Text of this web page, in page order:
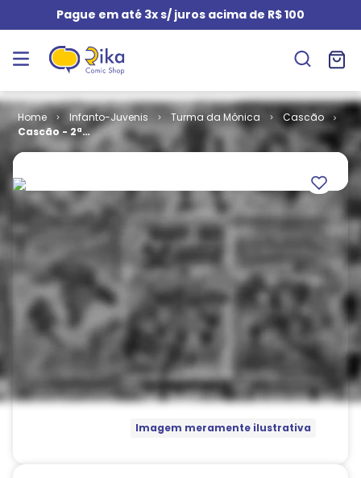
Pague em até 3x s/ juros acima de R$ 100
Infanto-Juvenis Turma da Mônica
Cascão
Cascão - 2ª
Série # 041
Imagem meramente ilustrativa